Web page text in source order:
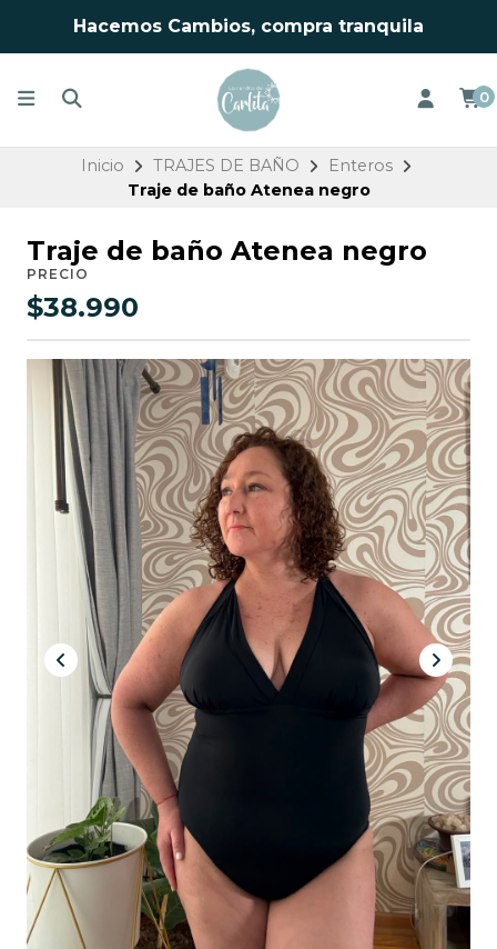
Hacemos Cambios, compra tranquila
0
Inicio TRAJES DE BAÑO
Enteros
Traje de baño Atenea negro
Traje de baño Atenea negro
PRECIO
$38.990